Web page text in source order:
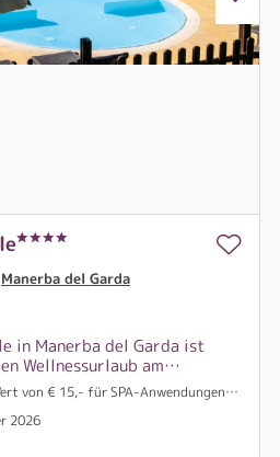
Manerba del Garda
in Manerba del Garda ist
Wellnessurlaub am
Es ist die perfekte
Schönheit der Natur und
sich selbst zu
€ 15,- für SPA-Anwendungen pro Vollzahler
2026